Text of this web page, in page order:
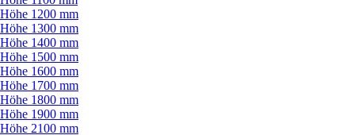
Höhe 1200 mm
Höhe 1300 mm
Höhe 1400 mm
Höhe 1500 mm
Höhe 1600 mm
Höhe 1700 mm
Höhe 1800 mm
Höhe 1900 mm
Höhe 2100 mm